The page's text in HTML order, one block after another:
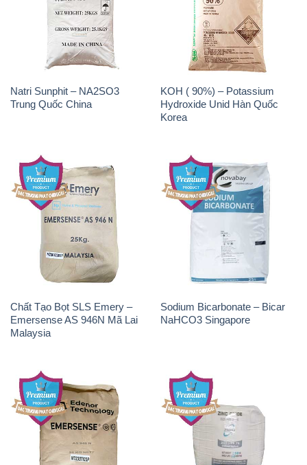
Natri Sunphit – NA2SO3
Trung Quốc China
KOH ( 90%) – Potassium
Hydroxide Unid Hàn Quốc
Korea
Chất Tạo Bọt SLS Emery –
Emersense AS 946N Mã Lai
Malaysia
Sodium Bicarbonate – Bicar
NaHCO3 Singapore